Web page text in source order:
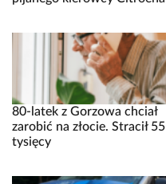
80-latek z Gorzowa chciał
zarobić na złocie. Stracił 55
tysięcy